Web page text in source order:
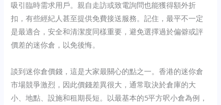
吸引臨時需求用戶。親自走訪或致電詢問也能獲得額外折
扣，有些經紀人甚至提供免費接送服務。記住，最平不一定
是最適合，安全和清潔度同樣重要，避免選擇過於偏僻或評
價差的迷你倉，以免後悔。
談到迷你倉價錢，這是大家最關心的點之一。香港的迷你倉
市場競爭激烈，因此價錢差異很大，通常取決於倉庫的大
小、地點、設施和租期長短。以最基本的5平方呎小倉為例，